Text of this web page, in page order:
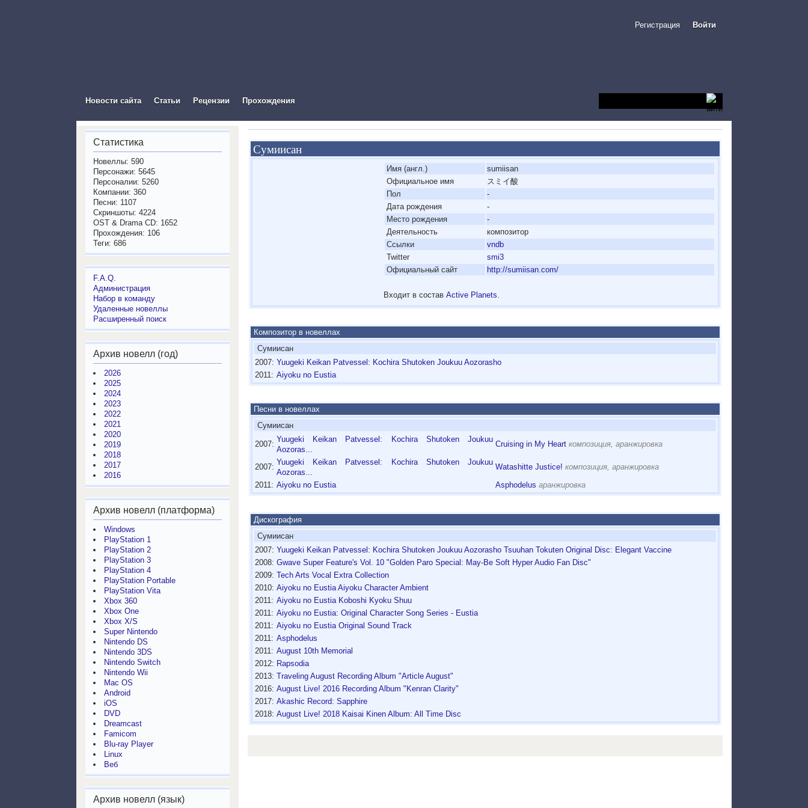
Регистрация Войти
Новости сайта Статьи Рецензии Прохождения
Сумиисан
Имя (англ.)
sumiisan
Официальное имя
スミイ酸
Пол
-
Дата рождения
-
Место рождения
-
Деятельность
композитор
Ссылки
vndb
Twitter
smi3
Официальный сайт http://sumiisan.com/
Входит в состав Active Planets.
Композитор в новеллах
Сумиисан
2007: Yuugeki Keikan Patvessel: Kochira Shutoken Joukuu Aozorasho
2011: Aiyoku no Eustia
Песни в новеллах
Сумиисан
2007:
Yuugeki Keikan Patvessel: Kochira Shutoken Joukuu
Aozoras...
Cruising in My Heart композиция, аранжировка
2007:
Yuugeki Keikan Patvessel: Kochira Shutoken Joukuu
Aozoras...
Watashitte Justice! композиция, аранжировка
2011: Aiyoku no Eustia Asphodelus аранжировка
Дискография
Сумиисан
2007: Yuugeki Keikan Patvessel: Kochira Shutoken Joukuu Aozorasho Tsuuhan Tokuten Original Disc: Elegant Vaccine
2008: Gwave Super Feature's Vol. 10 "Golden Paro Special: May-Be Soft Hyper Audio Fan Disc"
2009: Tech Arts Vocal Extra Collection
2010: Aiyoku no Eustia Aiyoku Character Ambient
2011: Aiyoku no Eustia Koboshi Kyoku Shuu
2011: Aiyoku no Eustia: Original Character Song Series - Eustia
2011: Aiyoku no Eustia Original Sound Track
2011: Asphodelus
2011: August 10th Memorial
2012: Rapsodia
2013: Traveling August Recording Album "Article August"
2016: August Live! 2016 Recording Album "Kenran Clarity"
2017: Akashic Record: Sapphire
2018: August Live! 2018 Kaisai Kinen Album: All Time Disc
Статистика
Новеллы: 590
Персонажи: 5645
Персоналии: 5260
Компании: 360
Песни: 1107
Скриншоты: 4224
OST & Drama CD: 1652
Прохождения: 106
Теги: 686
F.A.Q.
Администрация
Набор в команду
Удаленные новеллы
Расширенный поиск
Архив новелл (год)
2026
2025
2024
2023
2022
2021
2020
2019
2018
2017
2016
Архив новелл (платформа)
Windows
PlayStation 1
PlayStation 2
PlayStation 3
PlayStation 4
PlayStation Portable
PlayStation Vita
Xbox 360
Xbox One
Xbox X/S
Super Nintendo
Nintendo DS
Nintendo 3DS
Nintendo Switch
Nintendo Wii
Mac OS
Android
iOS
DVD
Dreamcast
Famicom
Blu-ray Player
Linux
Веб
Архив новелл (язык)